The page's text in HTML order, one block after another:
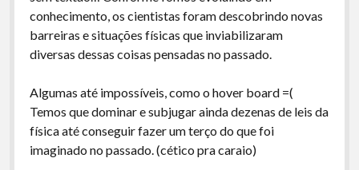
conhecimento, os cientistas foram descobrindo novas
barreiras e situações físicas que inviabilizaram
diversas dessas coisas pensadas no passado.
Algumas até impossíveis, como o hover board =(
Temos que dominar e subjugar ainda dezenas de leis da
física até conseguir fazer um terço do que foi
imaginado no passado. (cético pra caraio)